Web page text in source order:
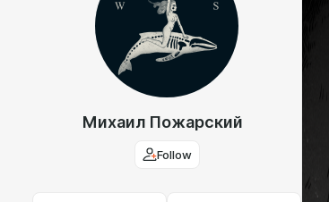
Михаил Пожарский
Follow